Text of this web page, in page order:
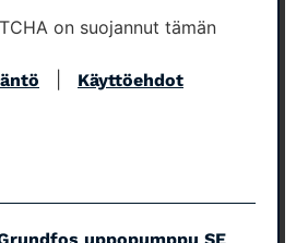
on suojannut tämän
Käyttöehdot